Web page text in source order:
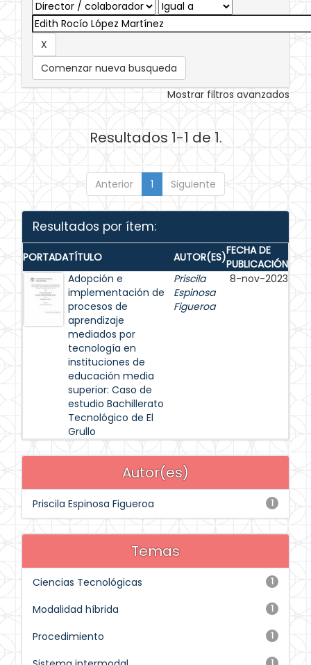
Comenzar nueva busqueda
Mostrar filtros avanzados
Resultados 1-1 de 1.
Anterior 1 Siguiente
Resultados por ítem:
PORTADATÍTULO AUTOR(ES)FECHA DE
PUBLICACIÓN
Adopción e
implementación de
procesos de
aprendizaje
mediados por
tecnología en
instituciones de
educación media
superior: Caso de
estudio Bachillerato
Tecnológico de El
Grullo
Priscila
Espinosa
Figueroa
8-nov-2023
Autor(es)
1
Priscila Espinosa Figueroa
Temas
1
Ciencias Tecnológicas
1
Modalidad híbrida
1
Procedimiento
1